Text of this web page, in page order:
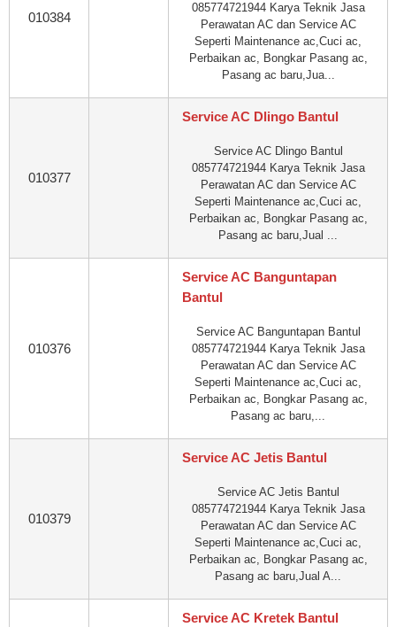
010384
085774721944 Karya Teknik Jasa
Perawatan AC dan Service AC
Seperti Maintenance ac,Cuci ac,
Perbaikan ac, Bongkar Pasang ac,
Pasang ac baru,Jua...
010377
Service AC Dlingo Bantul
Service AC Dlingo Bantul
085774721944 Karya Teknik Jasa
Perawatan AC dan Service AC
Seperti Maintenance ac,Cuci ac,
Perbaikan ac, Bongkar Pasang ac,
Pasang ac baru,Jual ...
010376
Service AC Banguntapan
Bantul
Service AC Banguntapan Bantul
085774721944 Karya Teknik Jasa
Perawatan AC dan Service AC
Seperti Maintenance ac,Cuci ac,
Perbaikan ac, Bongkar Pasang ac,
Pasang ac baru,...
010379
Service AC Jetis Bantul
Service AC Jetis Bantul
085774721944 Karya Teknik Jasa
Perawatan AC dan Service AC
Seperti Maintenance ac,Cuci ac,
Perbaikan ac, Bongkar Pasang ac,
Pasang ac baru,Jual A...
Service AC Kretek Bantul